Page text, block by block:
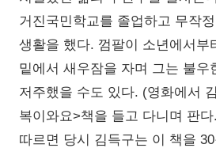
거진국민학교를 졸업하고 무작
생활을 했다. 껌팔이 소년에서부
밑에서 새우잠을 자며 그는 불우
저주했을 수도 있다. (영화에서
복이와요>책을 들고 다니며 판
따르면 당시 김득구는 이 책을